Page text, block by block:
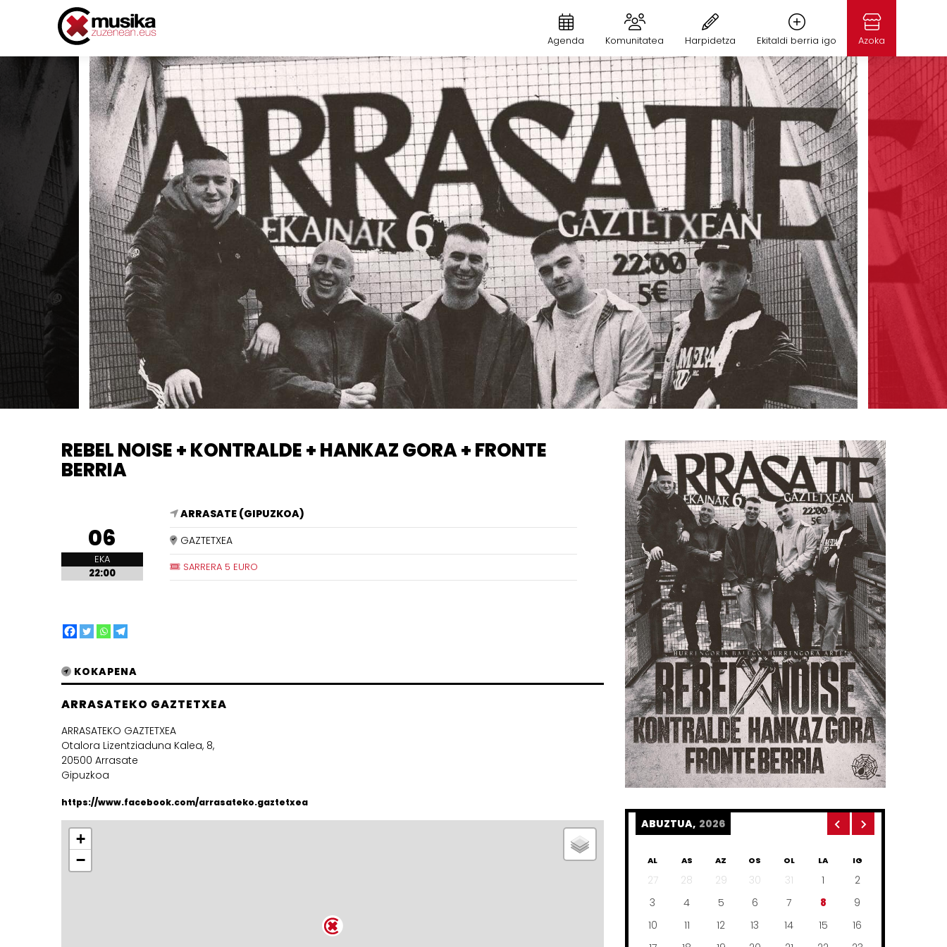
Agenda Komunitatea Harpidetza Ekitaldi berria igo Azoka
REBEL NOISE + KONTRALDE + HANKAZ GORA + FRONTE
BERRIA
06
EKA
22:00
ARRASATE (GIPUZKOA)
GAZTETXEA
SARRERA 5 EURO
KOKAPENA
ARRASATEKO GAZTETXEA
ARRASATEKO GAZTETXEA
Otalora Lizentziaduna Kalea, 8,
20500 Arrasate
Gipuzkoa
https://www.facebook.com/arrasateko.gaztetxea
+
−
ABUZTUA, 2026
AL AS AZ OS OL LA IG
27 28 29 30 31 1
2
3
4 5 6 7 8
9
10
11 12 13 14 15
16